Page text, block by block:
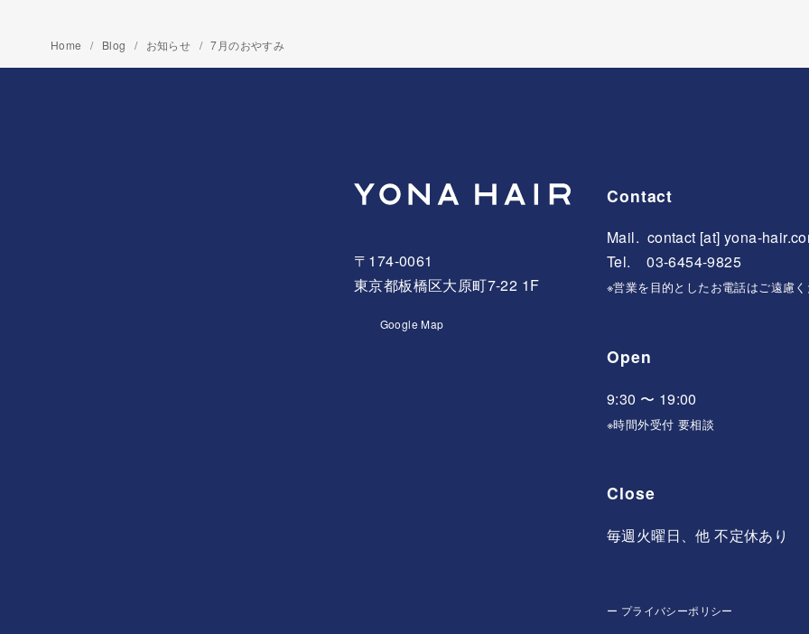
Home Blog お知らせ 7月のおやすみ
〒174-0061
東京都板橋区大原町7-22 1F
Google Map
Contact
Mail. contact [at] yona-
Tel. 03-6454-9825
※営業を目的としたお電話はご遠慮
Open
9:30 〜 19:00
※時間外受付 要相談
Close
毎週火曜日、他 不定休あり
ー プライバシーポリシー